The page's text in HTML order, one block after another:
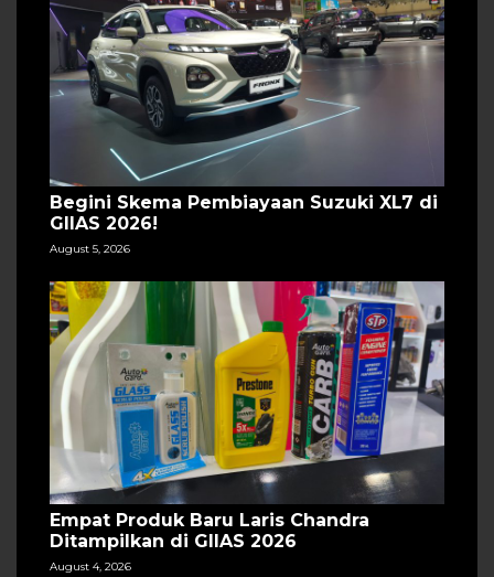
Begini Skema Pembiayaan Suzuki XL7 di
GIIAS 2026!
August 5, 2026
Empat Produk Baru Laris Chandra
Ditampilkan di GIIAS 2026
August 4, 2026